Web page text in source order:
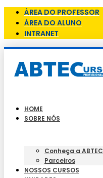
ÁREA DO PROFESSOR
ÁREA DO ALUNO
INTRANET
HOME
SOBRE NÓS
Conheça a ABTEC
Parceiros
NOSSOS CURSOS